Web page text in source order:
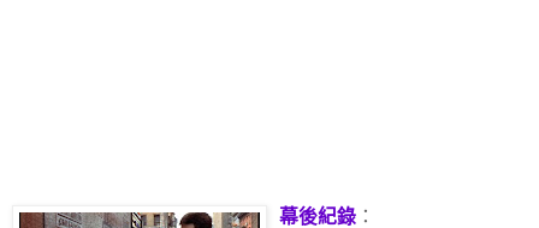
幕後紀錄 ：